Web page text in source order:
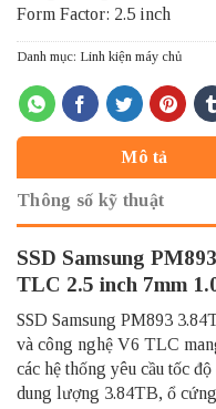
Form Factor: 2.5 inch
Danh mục: Linh kiện máy chủ
Mô tả
Thông số kỹ thuật
SSD Samsung
TLC 2.5 inch 7mm
SSD Samsung PM893
và công nghệ V6 TLC
các hệ thống yêu cầu tốc
dung lượng 3.84TB, ổ